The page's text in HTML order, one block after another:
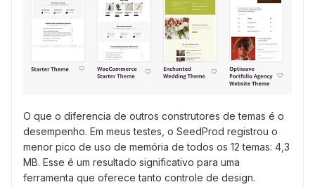
O que o diferencia de outros construtores de temas é o
desempenho. Em meus testes, o SeedProd registrou o
menor pico de uso de memória de todos os 12 temas: 4,3
MB. Esse é um resultado significativo para uma
ferramenta que oferece tanto controle de design.